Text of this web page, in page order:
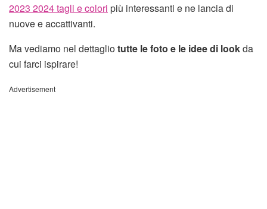
2023 2024 tagli e colori più interessanti e ne lancia di
nuove e accattivanti.
Ma vediamo nel dettagliotutte le foto e le idee di lookda
cui farci ispirare!
Advertisement